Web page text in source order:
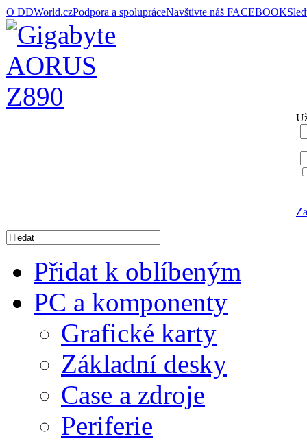
O DDWorld.czPodpora a spolupráceNavštivte náš FACEBOOK
Přidat k oblíbeným
PC a komponenty
Grafické karty
Základní desky
Case a zdroje
Periferie